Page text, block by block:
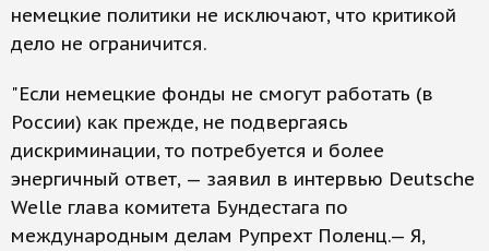
немецкие политики не исключают, что критикой
дело не ограничится.
"Если немецкие фонды не смогут работать (в
России) как прежде, не подвергаясь
дискриминации, то потребуется и более
энергичный ответ, — заявил в интервью Deutsche
Welle глава комитета Бундестага по
международным делам Рупрехт Поленц.— Я,